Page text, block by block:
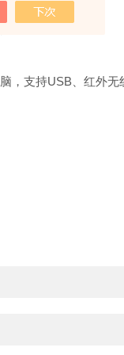
，支持USB、红外无